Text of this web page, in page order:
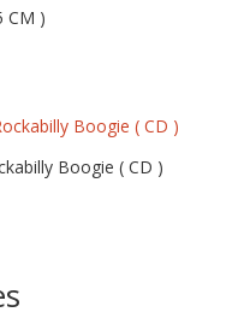
CM )
Boogie ( CD )